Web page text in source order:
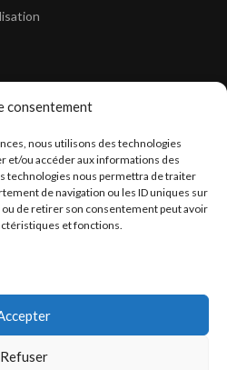
consentement
nous utilisons des technologies
et/ou accéder aux informations des
technologies nous permettra de traiter
de navigation ou les ID uniques sur
ou de retirer son consentement peut avoir
et fonctions.
Refuser